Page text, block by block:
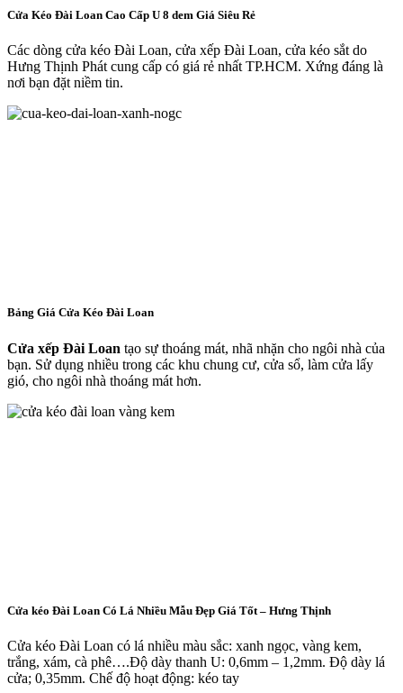
Cửa Kéo Đài Loan Cao Cấp U 8 dem Giá Siêu Rẻ
Các dòng cửa kéo Đài Loan, cửa xếp Đài Loan, cửa kéo sắt do
Hưng Thịnh Phát cung cấp có giá rẻ nhất TP.HCM. Xứng đáng là
nơi bạn đặt niềm tin.
Bảng Giá Cửa Kéo Đài Loan
Cửa xếp Đài Loan tạo sự thoáng mát, nhã nhặn cho ngôi nhà của
bạn. Sử dụng nhiều trong các khu chung cư, cửa sổ, làm cửa lấy
gió, cho ngôi nhà thoáng mát hơn.
Cửa kéo Đài Loan Có Lá Nhiều Mẫu Đẹp Giá Tốt – Hưng Thịnh
Cửa kéo Đài Loan có lá nhiều màu sắc: xanh ngọc, vàng kem,
trắng, xám, cà phê….Độ dày thanh U: 0,6mm – 1,2mm. Độ dày lá
cửa; 0,35mm. Chế độ hoạt động: kéo tay